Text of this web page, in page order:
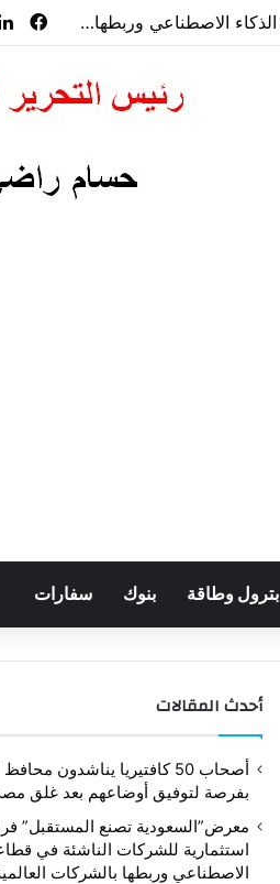
معرض”السعودية تصنع المستقبل” فرصة استثمارية للشركات الناشئة في قطاعات الذكاء الاصطناعي وربطها بالشركات العالمية
بترول وطاقة بنوك سفارات
أحدث المقالات
أصحاب 50 كافتيريا يناشدون
بفرصة لتوفيق أوضاعهم بعد غلق
معرض”السعودية تصنع المستقبل”
استثمارية للشركات الناشئة في
الاصطناعي وربطها بالشركات